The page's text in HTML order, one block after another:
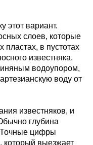
этот вариант.
слоев, которые
пластах, в пустотах
известняка.
водоупором,
воду от
известняков, и
глубина
Точные цифры
который выезжает